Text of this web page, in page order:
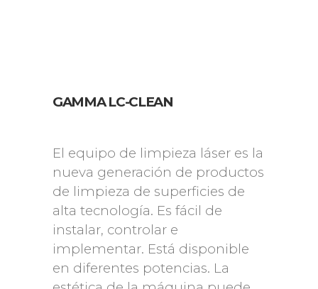
GAMMA LC-CLEAN
El equipo de limpieza láser es la
nueva generación de productos
de limpieza de superficies de
alta tecnología. Es fácil de
instalar, controlar e
implementar. Está disponible
en diferentes potencias. La